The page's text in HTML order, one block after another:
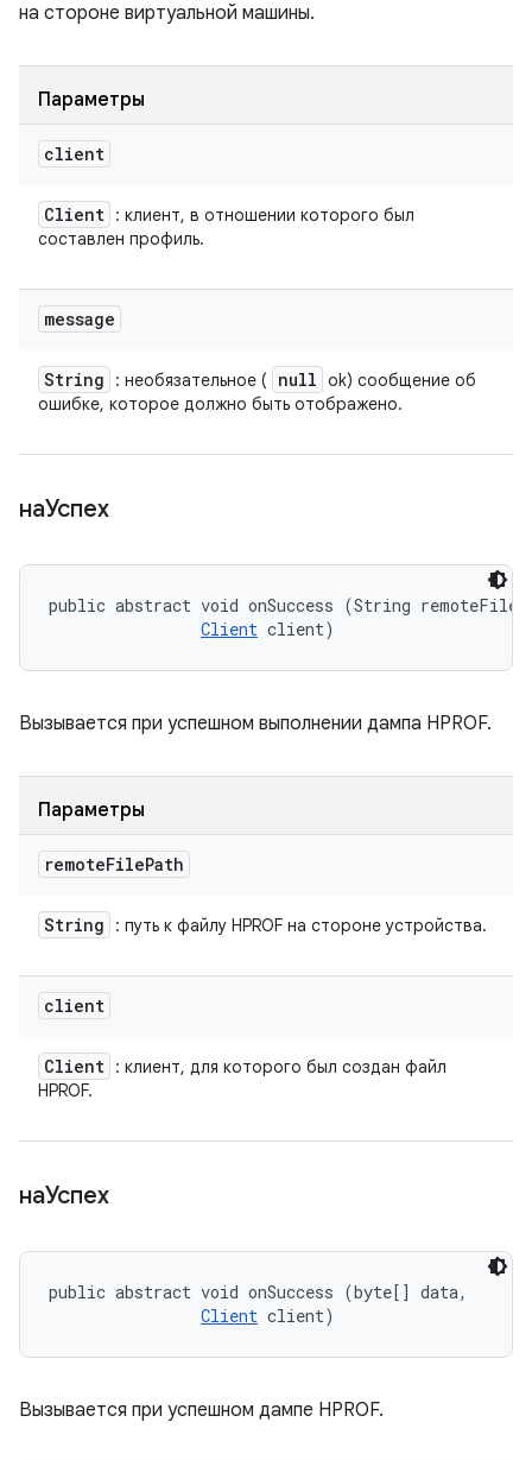
на стороне виртуальной машины.
Параметры
client
Client : клиент, в отношении которого был
составлен профиль.
message
String : необязательное ( null ok) сообщение об
ошибке, которое должно быть отображено.
наУспех
public abstract void onSuccess (String
Client client)
Вызывается при успешном выполнении дампа HPROF.
Параметры
remoteFilePath
String : путь к файлу HPROF на стороне устройства.
client
Client : клиент, для которого был создан файл
HPROF.
наУспех
public abstract void onSuccess (byte[] data,
Client client)
Вызывается при успешном дампе HPROF.